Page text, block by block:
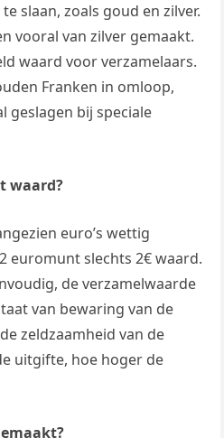
slaan, zoals goud en zilver.
vooral van zilver gemaakt.
waard voor verzamelaars.
Franken in omloop,
geslagen bij speciale
waard?
euro’s wettig
euromunt slechts 2€ waard.
de verzamelwaarde
van bewaring van de
zeldzaamheid van de
uitgifte, hoe hoger de